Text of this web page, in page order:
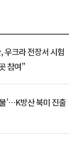
참여”
’…K방산 북미 진출